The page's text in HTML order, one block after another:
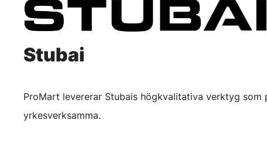
Stubai
ProMart levererar Stubais högkvalitativa verktyg
yrkesverksamma.